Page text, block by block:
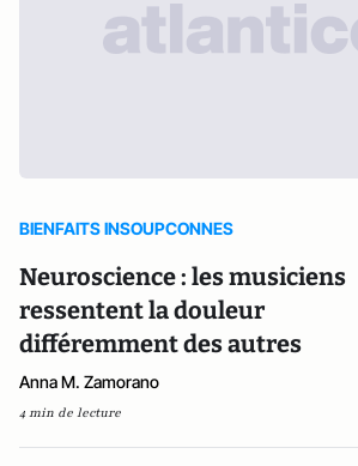
BIENFAITS INSOUPCONNES
Neuroscience : les musiciens
ressentent la douleur
différemment des autres
Anna M. Zamorano
4 min de lecture